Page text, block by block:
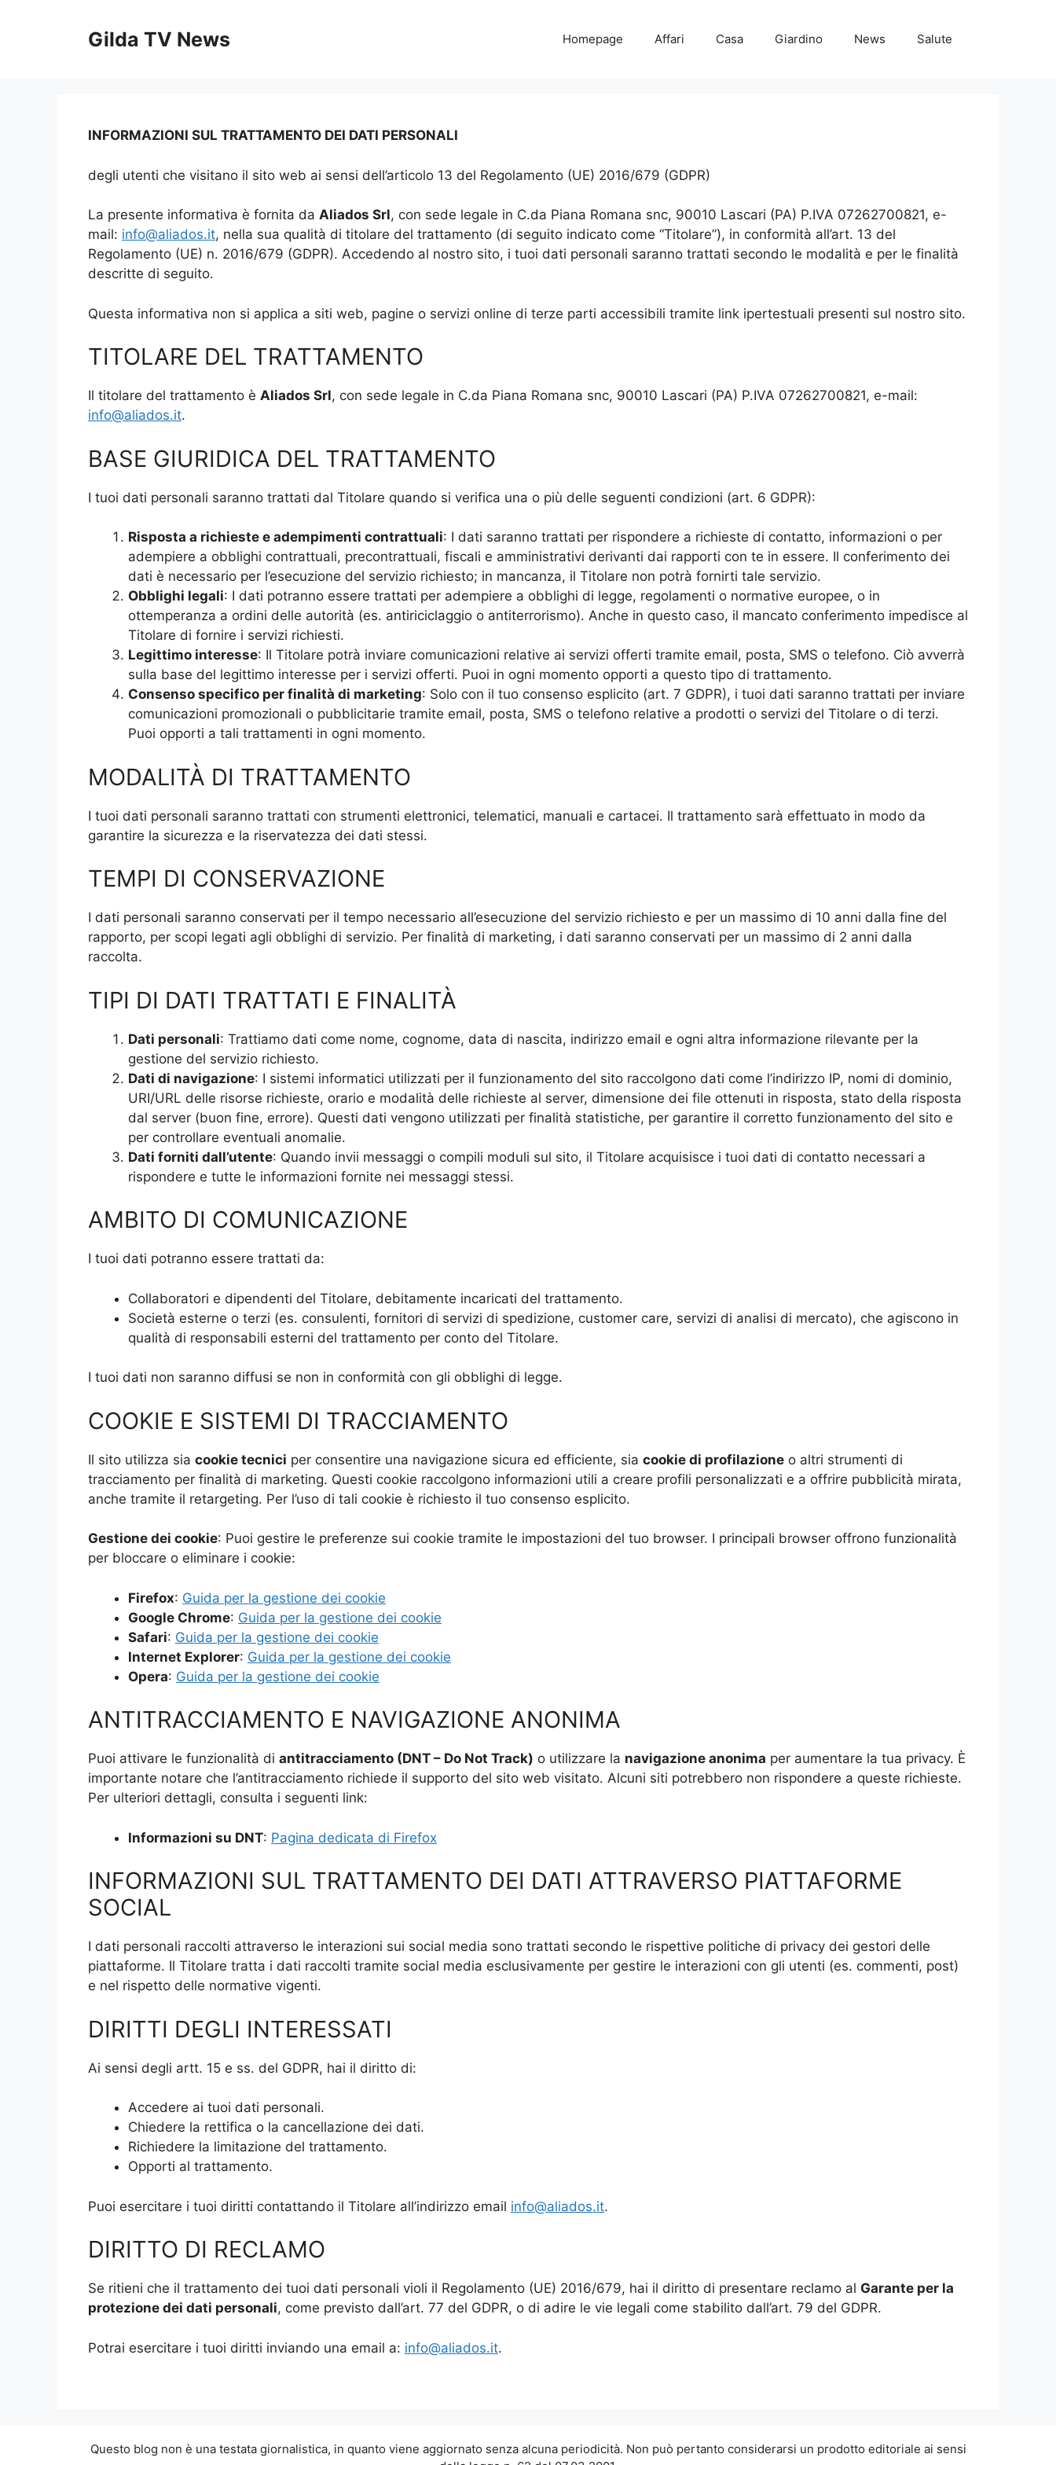
Gilda TV News Homepage Affari Casa Giardino News Salute
INFORMAZIONI SUL TRATTAMENTO DEI DATI PERSONALI
degli utenti che visitano il sito web ai sensi dell’articolo 13 del Regolamento (UE) 2016/679 (GDPR)
La presente informativa è fornita da Aliados Srl, con sede legale in C.da Piana Romana snc, 90010 Lascari (PA) P.IVA 07262700821, e-
mail: info@aliados.it, nella sua qualità di titolare del trattamento (di seguito indicato come “Titolare”), in conformità all’art. 13 del
Regolamento (UE) n. 2016/679 (GDPR). Accedendo al nostro sito, i tuoi dati personali saranno trattati secondo le modalità e per le finalità
descritte di seguito.
Questa informativa non si applica a siti web, pagine o servizi online di terze parti accessibili tramite link ipertestuali presenti sul nostro sito.
TITOLARE DEL TRATTAMENTO
Il titolare del trattamento è Aliados Srl, con sede legale in C.da Piana Romana snc, 90010 Lascari (PA) P.IVA 07262700821, e-mail:
info@aliados.it.
BASE GIURIDICA DEL TRATTAMENTO
I tuoi dati personali saranno trattati dal Titolare quando si verifica una o più delle seguenti condizioni (art. 6 GDPR):
Risposta a richieste e adempimenti contrattuali: I dati saranno trattati per rispondere a richieste di contatto, informazioni o per
adempiere a obblighi contrattuali, precontrattuali, fiscali e amministrativi derivanti dai rapporti con te in essere. Il conferimento dei
dati è necessario per l’esecuzione del servizio richiesto; in mancanza, il Titolare non potrà fornirti tale servizio.
Obblighi legali: I dati potranno essere trattati per adempiere a obblighi di legge, regolamenti o normative europee, o in
ottemperanza a ordini delle autorità (es. antiriciclaggio o antiterrorismo). Anche in questo caso, il mancato conferimento impedisce al
Titolare di fornire i servizi richiesti.
Legittimo interesse: Il Titolare potrà inviare comunicazioni relative ai servizi offerti tramite email, posta, SMS o telefono. Ciò avverrà
sulla base del legittimo interesse per i servizi offerti. Puoi in ogni momento opporti a questo tipo di trattamento.
Consenso specifico per finalità di marketing: Solo con il tuo consenso esplicito (art. 7 GDPR), i tuoi dati saranno trattati per inviare
comunicazioni promozionali o pubblicitarie tramite email, posta, SMS o telefono relative a prodotti o servizi del Titolare o di terzi.
Puoi opporti a tali trattamenti in ogni momento.
MODALITÀ DI TRATTAMENTO
I tuoi dati personali saranno trattati con strumenti elettronici, telematici, manuali e cartacei. Il trattamento sarà effettuato in modo da
garantire la sicurezza e la riservatezza dei dati stessi.
TEMPI DI CONSERVAZIONE
I dati personali saranno conservati per il tempo necessario all’esecuzione del servizio richiesto e per un massimo di 10 anni dalla fine del
rapporto, per scopi legati agli obblighi di servizio. Per finalità di marketing, i dati saranno conservati per un massimo di 2 anni dalla
raccolta.
TIPI DI DATI TRATTATI E FINALITÀ
Dati personali: Trattiamo dati come nome, cognome, data di nascita, indirizzo email e ogni altra informazione rilevante per la
gestione del servizio richiesto.
Dati di navigazione: I sistemi informatici utilizzati per il funzionamento del sito raccolgono dati come l’indirizzo IP, nomi di dominio,
URI/URL delle risorse richieste, orario e modalità delle richieste al server, dimensione dei file ottenuti in risposta, stato della risposta
dal server (buon fine, errore). Questi dati vengono utilizzati per finalità statistiche, per garantire il corretto funzionamento del sito e
per controllare eventuali anomalie.
Dati forniti dall’utente: Quando invii messaggi o compili moduli sul sito, il Titolare acquisisce i tuoi dati di contatto necessari a
rispondere e tutte le informazioni fornite nei messaggi stessi.
AMBITO DI COMUNICAZIONE
I tuoi dati potranno essere trattati da:
Collaboratori e dipendenti del Titolare, debitamente incaricati del trattamento.
Società esterne o terzi (es. consulenti, fornitori di servizi di spedizione, customer care, servizi di analisi di mercato), che agiscono in
qualità di responsabili esterni del trattamento per conto del Titolare.
I tuoi dati non saranno diffusi se non in conformità con gli obblighi di legge.
COOKIE E SISTEMI DI TRACCIAMENTO
Il sito utilizza sia cookie tecnici per consentire una navigazione sicura ed efficiente, sia cookie di profilazione o altri strumenti di
tracciamento per finalità di marketing. Questi cookie raccolgono informazioni utili a creare profili personalizzati e a offrire pubblicità mirata,
anche tramite il retargeting. Per l’uso di tali cookie è richiesto il tuo consenso esplicito.
Gestione dei cookie: Puoi gestire le preferenze sui cookie tramite le impostazioni del tuo browser. I principali browser offrono funzionalità
per bloccare o eliminare i cookie:
Firefox: Guida per la gestione dei cookie
Google Chrome: Guida per la gestione dei cookie
Safari: Guida per la gestione dei cookie
Internet Explorer: Guida per la gestione dei cookie
Opera: Guida per la gestione dei cookie
ANTITRACCIAMENTO E NAVIGAZIONE ANONIMA
Puoi attivare le funzionalità di antitracciamento (DNT – Do Not Track) o utilizzare la navigazione anonima per aumentare la tua privacy. È
importante notare che l’antitracciamento richiede il supporto del sito web visitato. Alcuni siti potrebbero non rispondere a queste richieste.
Per ulteriori dettagli, consulta i seguenti link:
Informazioni su DNT: Pagina dedicata di Firefox
INFORMAZIONI SUL TRATTAMENTO DEI DATI ATTRAVERSO PIATTAFORME
SOCIAL
I dati personali raccolti attraverso le interazioni sui social media sono trattati secondo le rispettive politiche di privacy dei gestori delle
piattaforme. Il Titolare tratta i dati raccolti tramite social media esclusivamente per gestire le interazioni con gli utenti (es. commenti, post)
e nel rispetto delle normative vigenti.
DIRITTI DEGLI INTERESSATI
Ai sensi degli artt. 15 e ss. del GDPR, hai il diritto di:
Accedere ai tuoi dati personali.
Chiedere la rettifica o la cancellazione dei dati.
Richiedere la limitazione del trattamento.
Opporti al trattamento.
Puoi esercitare i tuoi diritti contattando il Titolare all’indirizzo email info@aliados.it.
DIRITTO DI RECLAMO
Se ritieni che il trattamento dei tuoi dati personali violi il Regolamento (UE) 2016/679, hai il diritto di presentare reclamo al Garante per la
protezione dei dati personali, come previsto dall’art. 77 del GDPR, o di adire le vie legali come stabilito dall’art. 79 del GDPR.
Potrai esercitare i tuoi diritti inviando una email a: info@aliados.it.
Questo blog non è una testata giornalistica, in quanto viene aggiornato senza alcuna periodicità. Non può pertanto considerarsi un prodotto editoriale ai sensi